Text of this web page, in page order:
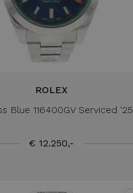
ROLEX
Blue 116400GV Serviced '25
€ 12.250,-